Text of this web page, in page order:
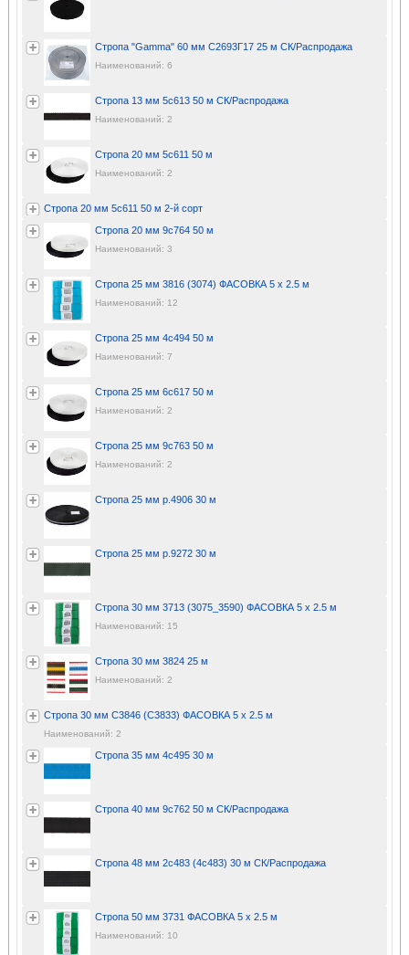
Стропа "Gamma" 60 мм С2693Г17 25 м СК/Распродажа
Наименований: 6
Стропа 13 мм 5с613 50 м СК/Распродажа
Наименований: 2
Стропа 20 мм 5с611 50 м
Наименований: 2
Стропа 20 мм 5с611 50 м 2-й сорт
Стропа 20 мм 9с764 50 м
Наименований: 3
Стропа 25 мм 3816 (3074) ФАСОВКА 5 х 2.5 м
Наименований: 12
Стропа 25 мм 4с494 50 м
Наименований: 7
Стропа 25 мм 6с617 50 м
Наименований: 2
Стропа 25 мм 9с763 50 м
Наименований: 2
Стропа 25 мм р.4906 30 м
Стропа 25 мм р.9272 30 м
Стропа 30 мм 3713 (3075_3590) ФАСОВКА 5 х 2.5 м
Наименований: 15
Стропа 30 мм 3824 25 м
Наименований: 2
Стропа 30 мм С3846 (С3833) ФАСОВКА 5 х 2.5 м
Наименований: 2
Стропа 35 мм 4с495 30 м
Стропа 40 мм 9с762 50 м СК/Распродажа
Стропа 48 мм 2с483 (4с483) 30 м СК/Распродажа
Стропа 50 мм 3731 ФАСОВКА 5 х 2.5 м
Наименований: 10